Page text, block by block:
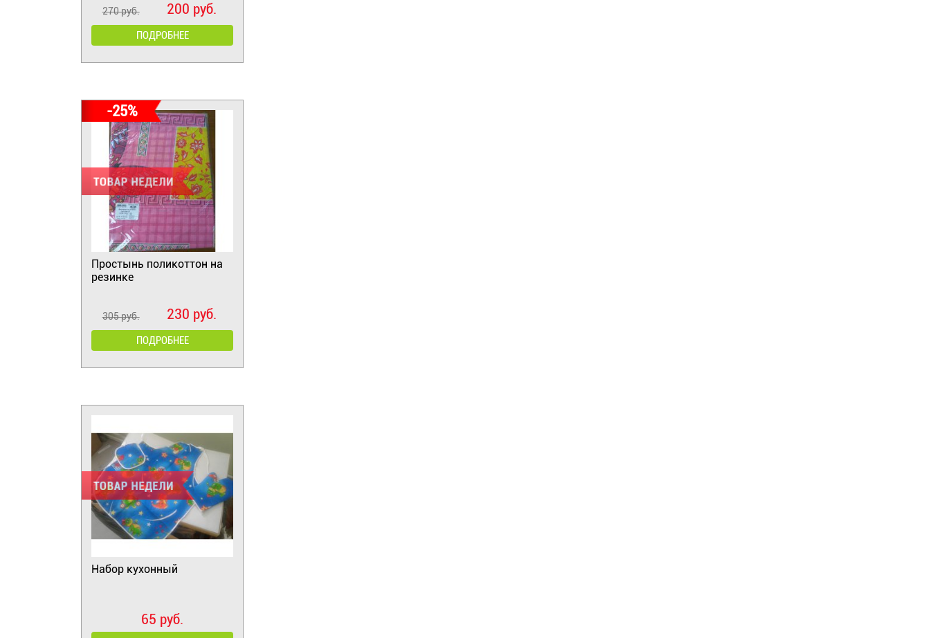
270 руб. 200 руб.
ПОДРОБНЕЕ
-25%
Простынь поликоттон на
резинке
305 руб. 230 руб.
ПОДРОБНЕЕ
Набор кухонный
65 руб.